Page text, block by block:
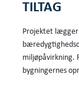
TILTAG
Projektet
miljøpåvirkning.
bygningernes